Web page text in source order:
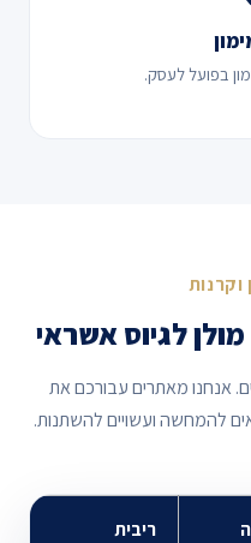
בפועל לעסק.
וקרנות
לגיוס אשראי
אנחנו מאתרים עבורכם את
להמחשה ועשויים להשתנות.
ריבית